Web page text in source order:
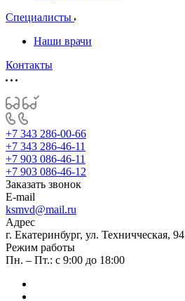
Специалисты
Наши врачи
Контакты
+7 343 286-00-66
+7 343 286-46-11
+7 903 086-46-11
+7 903 086-46-12
Заказать звонок
E-mail
ksmvd@mail.ru
Адрес
г. Екатеринбург, ул. Техничческая, 94
Режим работы
Пн. – Пт.: с 9:00 до 18:00